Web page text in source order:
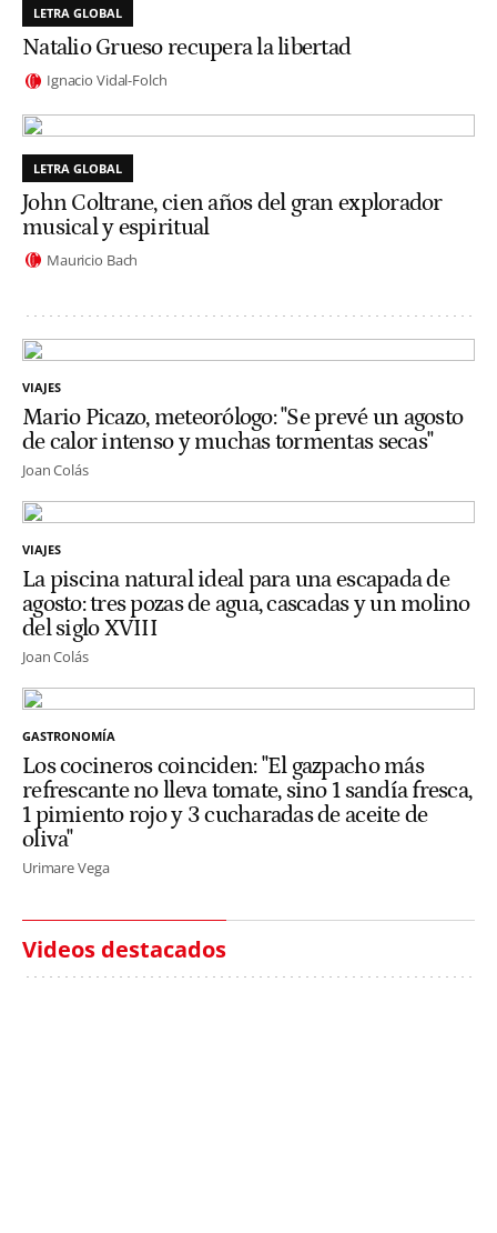
LETRA GLOBAL
Natalio Grueso recupera la libertad
Ignacio Vidal-Folch
LETRA GLOBAL
John Coltrane, cien años del gran explorador
musical y espiritual
Mauricio Bach
VIAJES
Mario Picazo, meteorólogo: "Se prevé un agosto
de calor intenso y muchas tormentas secas"
Joan Colás
VIAJES
La piscina natural ideal para una escapada de
agosto: tres pozas de agua, cascadas y un molino
del siglo XVIII
Joan Colás
GASTRONOMÍA
Los cocineros coinciden: "El gazpacho más
refrescante no lleva tomate, sino 1 sandía fresca,
1 pimiento rojo y 3 cucharadas de aceite de
oliva"
Urimare Vega
Videos destacados